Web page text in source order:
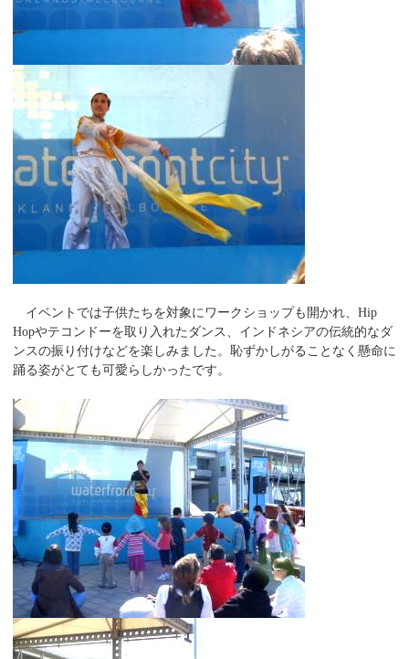
イベントでは子供たちを対象にワークショップも開かれ、Hip
Hopやテコンドーを取り入れたダンス、インドネシアの伝統的なダ
ンスの振り付けなどを楽しみました。恥ずかしがることなく懸命に
踊る姿がとても可愛らしかったです。